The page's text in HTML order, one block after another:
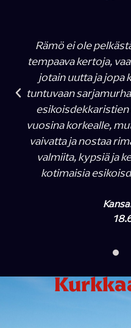
Rämö ei ole
tempaava kertoja,
jotain uutta ja jopa
tuntuvaan
vuosina korkealle,
vaivatta ja nostaa
valmiita, kypsiä ja
kotimaisia